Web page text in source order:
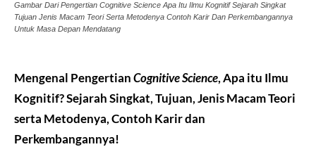
Gambar Dari Pengertian Cognitive Science Apa Itu Ilmu Kognitif Sejarah Singkat
Tujuan Jenis Macam Teori Serta Metodenya Contoh Karir Dan Perkembangannya
Untuk Masa Depan Mendatang
Mengenal PengertianCognitive Science, Apa itu Ilmu
Kognitif? Sejarah Singkat, Tujuan, Jenis Macam Teori
serta Metodenya, Contoh Karir dan
Perkembangannya!